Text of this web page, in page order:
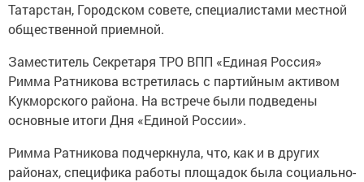
Татарстан, Городском совете, специалистами местной
общественной приемной.
Заместитель Секретаря ТРО ВПП «Единая Россия»
Римма Ратникова встретилась с партийным активом
Кукморского района. На встрече были подведены
основные итоги Дня «Единой России».
Римма Ратникова подчеркнула, что, как и в других
районах, специфика работы площадок была социально-